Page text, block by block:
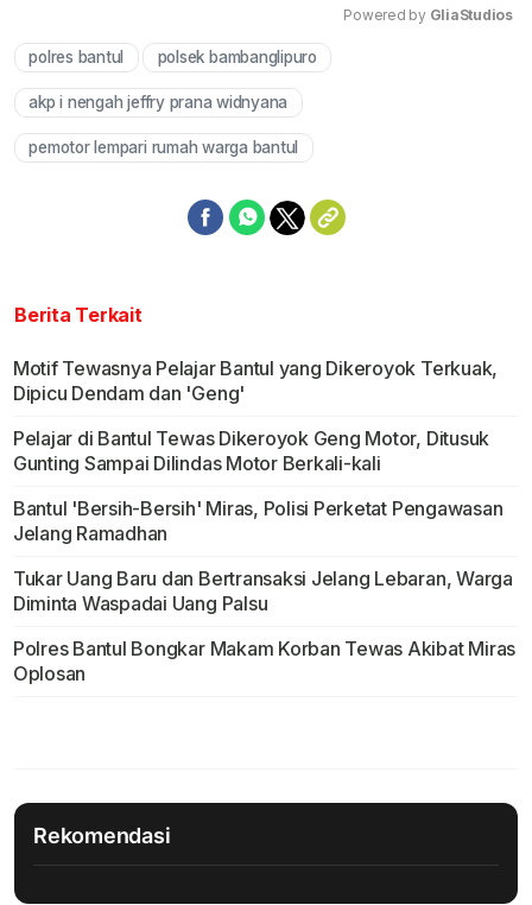
Powered by GliaStudios
polres bantul polsek bambanglipuro
akp i nengah jeffry prana widnyana
pemotor lempari rumah warga bantul
Berita Terkait
Motif Tewasnya Pelajar Bantul yang Dikeroyok Terkuak,
Dipicu Dendam dan 'Geng'
Pelajar di Bantul Tewas Dikeroyok Geng Motor, Ditusuk
Gunting Sampai Dilindas Motor Berkali-kali
Bantul 'Bersih-Bersih' Miras, Polisi Perketat Pengawasan
Jelang Ramadhan
Tukar Uang Baru dan Bertransaksi Jelang Lebaran, Warga
Diminta Waspadai Uang Palsu
Polres Bantul Bongkar Makam Korban Tewas Akibat Miras
Oplosan
Rekomendasi